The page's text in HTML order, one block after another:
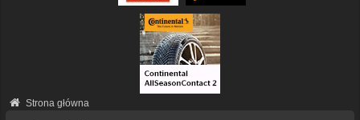
Strona główna